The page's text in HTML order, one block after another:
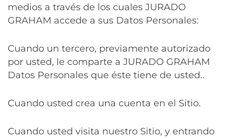
medios a través de los cuales JURADO
GRAHAM accede a sus Datos Personales:
Cuando un tercero, previamente autorizado
por usted, le comparte a JURADO GRAHAM
Datos Personales que éste tiene de usted..
Cuando usted crea una cuenta en el Sitio.
Cuando usted visita nuestro Sitio, y entrando